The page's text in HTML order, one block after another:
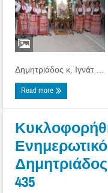
Δημητριάδος κ. Ιγνάτ ...
Read more
435